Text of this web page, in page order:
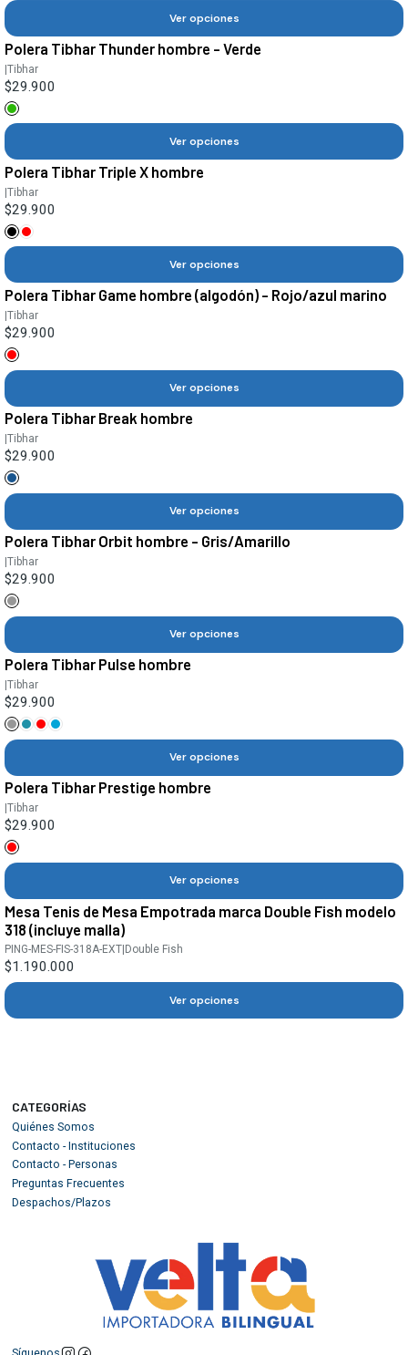
Ver opciones
Polera Tibhar Thunder hombre - Verde
|Tibhar
$29.900
Ver opciones
Polera Tibhar Triple X hombre
|Tibhar
$29.900
Ver opciones
Polera Tibhar Game hombre (algodón) - Rojo/azul marino
|Tibhar
$29.900
Ver opciones
Polera Tibhar Break hombre
|Tibhar
$29.900
Ver opciones
Polera Tibhar Orbit hombre - Gris/Amarillo
|Tibhar
$29.900
Ver opciones
Polera Tibhar Pulse hombre
|Tibhar
$29.900
Ver opciones
Polera Tibhar Prestige hombre
|Tibhar
$29.900
Ver opciones
Mesa Tenis de Mesa Empotrada marca Double Fish modelo
318 (incluye malla)
PING-MES-FIS-318A-EXT Double Fish
$1.190.000
Ver opciones
CATEGORÍAS
Quiénes Somos
Contacto - Instituciones
Contacto - Personas
Preguntas Frecuentes
Despachos/Plazos